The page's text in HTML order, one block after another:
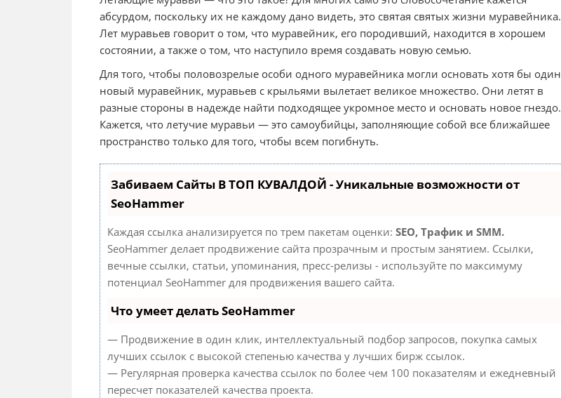
абсурдом, поскольку их не каждому дано видеть, это святая святых жизни муравейника.
Лет муравьев говорит о том, что муравейник, его породивший, находится в хорошем
состоянии, а также о том, что наступило время создавать новую семью.
Для того, чтобы половозрелые особи одного муравейника могли основать хотя бы один
новый муравейник, муравьев с крыльями вылетает великое множество. Они летят в
разные стороны в надежде найти подходящее укромное место и основать новое гнездо.
Кажется, что летучие муравьи — это самоубийцы, заполняющие собой все ближайшее
пространство только для того, чтобы всем погибнуть.
Забиваем Сайты В ТОП КУВАЛДОЙ - Уникальные возможности от
SeoHammer
Каждая ссылка анализируется по трем пакетам оценки: SEO, Трафик и SMM.
SeoHammer делает продвижение сайта прозрачным и простым занятием. Ссылки,
вечные ссылки, статьи, упоминания, пресс-релизы - используйте по максимуму
потенциал SeoHammer для продвижения вашего сайта.
Что умеет делать SeoHammer
— Продвижение в один клик, интеллектуальный подбор запросов, покупка самых
лучших ссылок с высокой степенью качества у лучших бирж ссылок.
— Регулярная проверка качества ссылок по более чем 100 показателям и ежедневный
пересчет показателей качества проекта.